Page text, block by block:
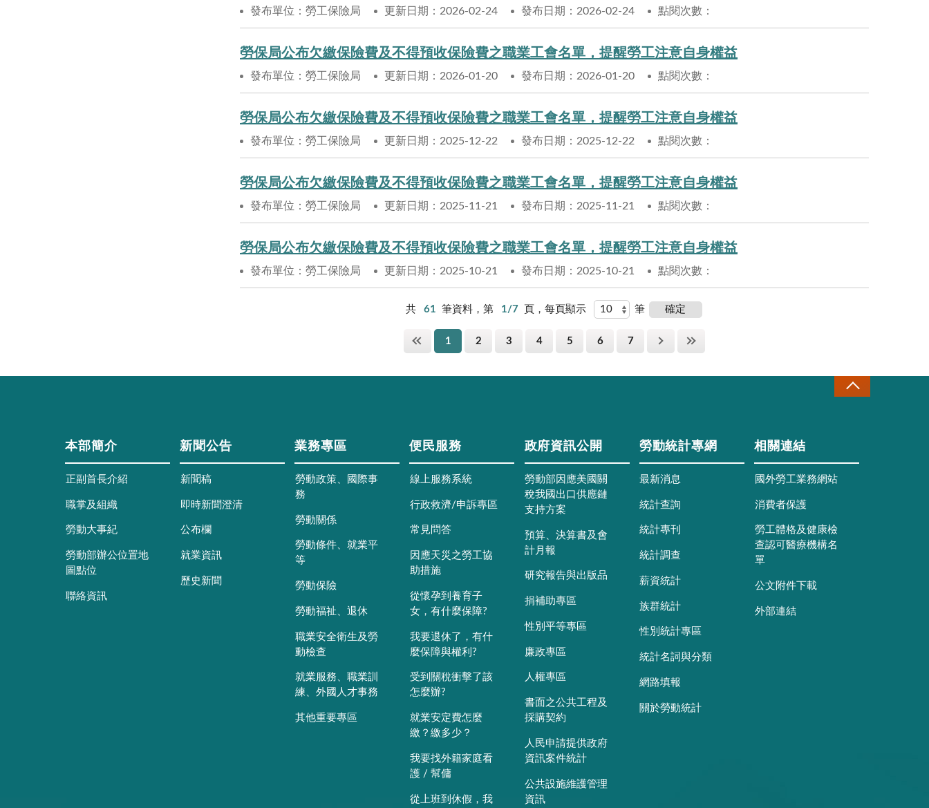
發布單位：勞工保險局 更新日期：2026-02-24 發布日期：2026-02-24 點閱次數：
勞保局公布欠繳保險費及不得預收保險費之職業工會名單，提醒勞工注意自身權益
發布單位：勞工保險局 更新日期：2026-01-20 發布日期：2026-01-20 點閱次數：
勞保局公布欠繳保險費及不得預收保險費之職業工會名單，提醒勞工注意自身權益
發布單位：勞工保險局 更新日期：2025-12-22 發布日期：2025-12-22 點閱次數：
勞保局公布欠繳保險費及不得預收保險費之職業工會名單，提醒勞工注意自身權益
發布單位：勞工保險局 更新日期：2025-11-21 發布日期：2025-11-21 點閱次數：
勞保局公布欠繳保險費及不得預收保險費之職業工會名單，提醒勞工注意自身權益
發布單位：勞工保險局 更新日期：2025-10-21 發布日期：2025-10-21 點閱次數：
共 61 筆資料，第 1/7 頁，每頁顯示 筆
1 2 3 4 5 6 7
本部簡介
正副首長介紹
職掌及組織
勞動大事紀
勞動部辦公位置地
圖點位
聯絡資訊
新聞公告
新聞稿
即時新聞澄清
公布欄
就業資訊
歷史新聞
業務專區
勞動政策、國際事
務
勞動關係
勞動條件、就業平
等
勞動保險
勞動福祉、退休
職業安全衛生及勞
動檢查
就業服務、職業訓
練、外國人才事務
其他重要專區
便民服務
線上服務系統
行政救濟/申訴專區
常見問答
因應天災之勞工協
助措施
從懷孕到養育子
女，有什麼保障?
我要退休了，有什
麼保障與權利?
受到關稅衝擊了該
怎麼辦?
就業安定費怎麼
繳？繳多少？
我要找外籍家庭看
護 / 幫傭
從上班到休假，我
政府資訊公開
勞動部因應美國關
稅我國出口供應鏈
支持方案
預算、決算書及會
計月報
研究報告與出版品
捐補助專區
性別平等專區
廉政專區
人權專區
書面之公共工程及
採購契約
人民申請提供政府
資訊案件統計
公共設施維護管理
資訊
勞動統計專網
最新消息
統計查詢
統計專刊
統計調查
薪資統計
族群統計
性別統計專區
統計名詞與分類
網路填報
關於勞動統計
相關連結
國外勞工業務網站
消費者保護
勞工體格及健康檢
查認可醫療機構名
單
公文附件下載
外部連結